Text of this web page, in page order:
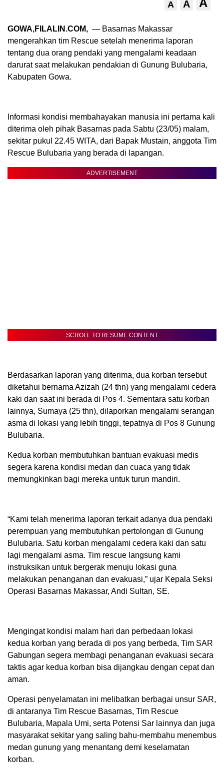
A A A
GOWA,FILALIN.COM, — Basarnas Makassar
mengerahkan tim Rescue setelah menerima laporan
tentang dua orang pendaki yang mengalami keadaan
darurat saat melakukan pendakian di Gunung Bulubaria,
Kabupaten Gowa.
Informasi kondisi membahayakan manusia ini pertama kali
diterima oleh pihak Basarnas pada Sabtu (23/05) malam,
sekitar pukul 22.45 WITA, dari Bapak Mustain, anggota Tim
Rescue Bulubaria yang berada di lapangan.
ADVERTISEMENT
SCROLL TO RESUME CONTENT
Berdasarkan laporan yang diterima, dua korban tersebut
diketahui bernama Azizah (24 thn) yang mengalami cedera
kaki dan saat ini berada di Pos 4. Sementara satu korban
lainnya, Sumaya (25 thn), dilaporkan mengalami serangan
asma di lokasi yang lebih tinggi, tepatnya di Pos 8 Gunung
Bulubaria.
Kedua korban membutuhkan bantuan evakuasi medis
segera karena kondisi medan dan cuaca yang tidak
memungkinkan bagi mereka untuk turun mandiri.
“Kami telah menerima laporan terkait adanya dua pendaki
perempuan yang membutuhkan pertolongan di Gunung
Bulubaria. Satu korban mengalami cedera kaki dan satu
lagi mengalami asma. Tim rescue langsung kami
instruksikan untuk bergerak menuju lokasi guna
melakukan penanganan dan evakuasi,” ujar Kepala Seksi
Operasi Basarnas Makassar, Andi Sultan, SE.
Mengingat kondisi malam hari dan perbedaan lokasi
kedua korban yang berada di pos yang berbeda, Tim SAR
Gabungan segera membagi penanganan evakuasi secara
taktis agar kedua korban bisa dijangkau dengan cepat dan
aman.
Operasi penyelamatan ini melibatkan berbagai unsur SAR,
di antaranya Tim Rescue Basarnas, Tim Rescue
Bulubaria, Mapala Umi, serta Potensi Sar lainnya dan juga
masyarakat sekitar yang saling bahu-membahu menembus
medan gunung yang menantang demi keselamatan
korban.